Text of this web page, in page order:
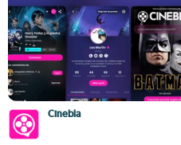
Cinebla